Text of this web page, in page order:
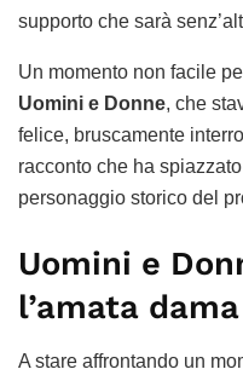
supporto che sarà
Un momento non facile
Uomini e Donne, che
felice, bruscamente
racconto che ha
personaggio storico del
Uomini e
l’amata dama
A stare affrontando un